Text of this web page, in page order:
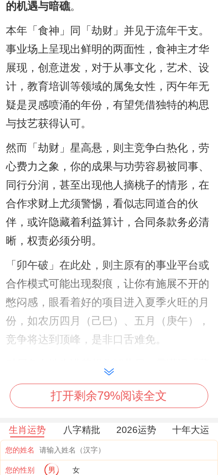
的机遇与暗礁。
本年「食神」同「劫财」并见于流年干支。
事业场上呈现出鲜明的两面性，食神主才华
展现，创意迸发，对于从事文化，艺术、设
计，教育培训等领域的属兔女性，丙午年无
疑是灵感喷涌的年份，有望凭借独特的构思
与技艺获得认可。
然而「劫财」星高悬，则主竞争白热化，劳
心费力之象，你的成果与功劳容易被同事、
同行分润，甚至出现他人摘桃子的情形，在
合作求财上尤须警惕，看似志同道合的伙
伴，或许隐藏着利益算计，合同条款务必清
晰，权责必须分明。
「卯午破」在此处，则主原有的事业平台或
合作模式可能出现裂痕，让你有施展不开的
憋闷感，眼看着好的项目进入夏季火旺的月
份，如农历四月（己巳）、五月（庚午），
竞争将达到顶峰，是非口舌难免。
锋守拙」四字，重要成果不急于宣扬，核心
创意须加以保护，即可于办公室正南方位
吉锦袋，以土气泄火生金，稳固气场，转化
竞争压力为助力。
打开剩余79%阅读全文
生肖运势 八字精批 2026运势 十年大运
您的姓名
您的性别 男 女